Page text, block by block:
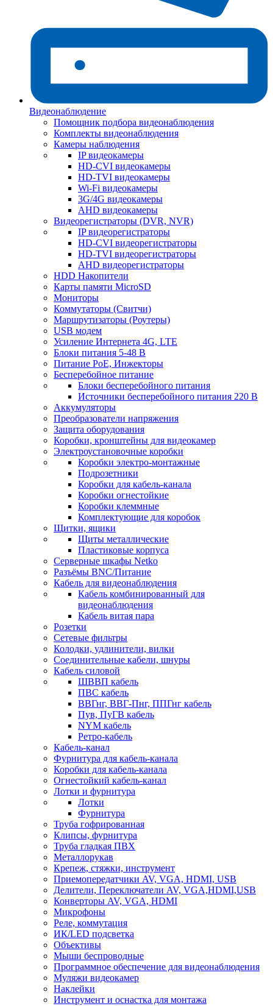
Видеонаблюдение
Помощник подбора видеонаблюдения
Комплекты видеонаблюдения
Камеры наблюдения
IP видеокамеры
HD-CVI видеокамеры
HD-TVI видеокамеры
Wi-Fi видеокамеры
3G/4G видеокамеры
AHD видеокамеры
Видеорегистраторы (DVR, NVR)
IP видеорегистраторы
HD-CVI видеорегистраторы
HD-TVI видеорегистраторы
AHD видеорегистраторы
HDD Накопители
Карты памяти MicroSD
Мониторы
Коммутаторы (Свитчи)
Маршрутизаторы (Роутеры)
USB модем
Усиление Интернета 4G, LTE
Блоки питания 5-48 В
Питание PoE, Инжекторы
Бесперебойное питание
Блоки бесперебойного питания
Источники бесперебойного питания 220 В
Аккумуляторы
Преобразователи напряжения
Защита оборудования
Коробки, кронштейны для видеокамер
Электроустановочные коробки
Коробки электро-монтажные
Подрозетники
Коробки для кабель-канала
Коробки огнестойкие
Коробки клеммные
Комплектующие для коробок
Щитки, ящики
Щиты металлические
Пластиковые корпуса
Серверные шкафы Netko
Разъёмы BNC/Питание
Кабель для видеонаблюдения
Кабель комбинированный для
видеонаблюдения
Кабель витая пара
Розетки
Сетевые фильтры
Колодки, удлинители, вилки
Соединительные кабели, шнуры
Кабель силовой
ШВВП кабель
ПВС кабель
ВВГнг, ВВГ-Пнг, ППГнг кабель
Пув, ПуГВ кабель
NYM кабель
Ретро-кабель
Кабель-канал
Фурнитура для кабель-канала
Коробки для кабель-канала
Огнестойкий кабель-канал
Лотки и фурнитура
Лотки
Фурнитура
Труба гофрированная
Клипсы, фурнитура
Труба гладкая ПВХ
Металлорукав
Крепеж, стяжки, инструмент
Приемопередатчики AV, VGA, HDMI, USB
Делители, Переключатели AV, VGA,HDMI,USB
Конверторы AV, VGA, HDMI
Микрофоны
Реле, коммутация
ИК/LED подсветка
Объективы
Мыши беспроводные
Программное обеспечение для видеонаблюдения
Муляжи видеокамер
Наклейки
Инструмент и оснастка для монтажа